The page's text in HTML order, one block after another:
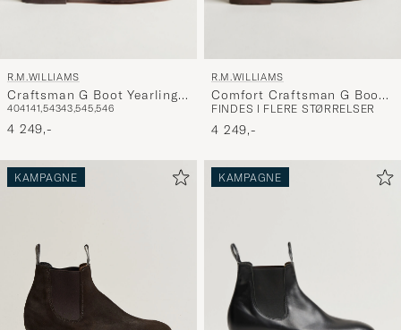
R.M.WILLIAMS
Craftsman G Boot Yearling
Chestnut
404141,54343,545,546
4 249,-
R.M.WILLIAMS
Comfort Craftsman G Boot
Chocolate Suede
FINDES I FLERE STØRRELSER
4 249,-
KAMPAGNE KAMPAGNE